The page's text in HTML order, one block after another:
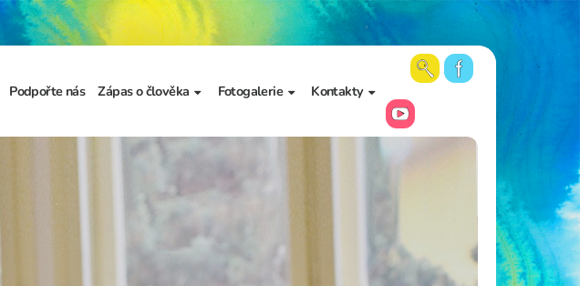
Podpořte nás Zápas o člověka
Prezentace školy a
výzkumu
Fotogalerie
Aktuální fotky
Videa
Kontakty
Vedení školy
Školní poradenské